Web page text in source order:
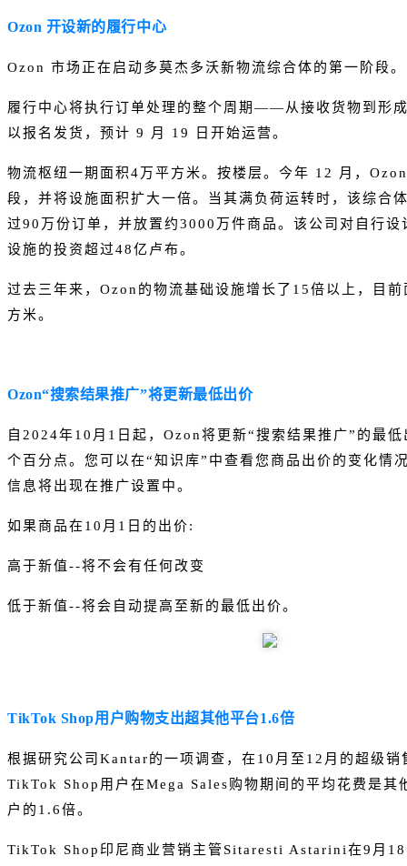
Ozon 开设新的履行中心
Ozon 市场正在启动多莫杰多沃新物流综合体的第一阶段。
履行中心将执行订单处理的整个周期——从接收货物到形
以报名发货，预计 9 月 19 日开始运营。
物流枢纽一期面积4万平方米。按楼层。今年 12 月，
段，并将设施面积扩大一倍。当其满负荷运转时，该综合
过90万份订单，并放置约3000万件商品。该公司对自行
设施的投资超过48亿卢布。
过去三年来，Ozon的物流基础设施增长了15倍以上，目
方米。
Ozon“搜索结果推广”将更新最低出价
自2024年10月1日起，Ozon将更新“搜索结果推广”的最
个百分点。您可以在“知识库”中查看您商品出价的变化情
信息将出现在推广设置中。
如果商品在10月1日的出价:
高于新值--将不会有任何改变
低于新值--将会自动提高至新的最低出价。
TikTok Shop用户购物支出超其他平台1.6倍
根据研究公司Kantar的一项调查，在10月至12月的超级销
TikTok Shop用户在Mega Sales购物期间的平均花费是其
户的1.6倍。
TikTok Shop印尼商业营销主管Sitaresti Astarini在9月18